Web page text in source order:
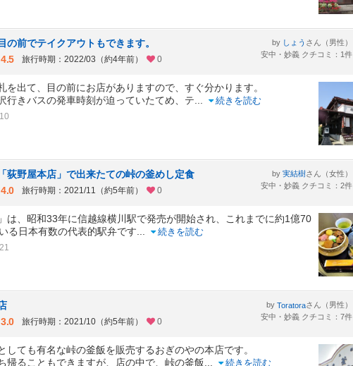
の前でテイクアウトもできます。
4.5
旅行時期：2022/03（約4年前） 0
by しょう さん（男性）
安中・妙義 クチコミ：1件
を出て、目の前にお店がありますので、すぐ分かります。
行きバスの発車時刻が迫っていたてめ、テ
続きを読む
荻野屋本店」で出来たての峠の釜めし定食
4.0
旅行時期：2021/11（約5年前） 0
by 実結樹さん（女性）
安中・妙義 クチコミ：2件
は、昭和33年に信越線横川駅で発売が開始され、これまでに約1億70
る日本有数の代表的駅弁です
続きを読む
3.0
旅行時期：2021/10（約5年前） 0
by Toratoraさん（男性）
安中・妙義 クチコミ：7件
しても有名な峠の釜飯を販売するおぎのやの本店です。
帰ることもできますが、店の中で、峠の釜飯
続きを読む